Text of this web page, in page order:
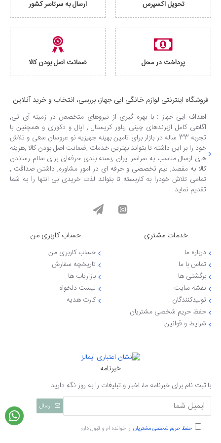
تحویل اکسپرس ارسال به سرتاسر کشور
پرداخت در محل ضمانت اصل بودن کالا
فروشگاه اینترنتی لوازم خانگی ایی جهاز، بررسی، انتخاب و خرید آنلاین
اهداف ایی جهاز : با بهره گیری از نیروهای متخصص در زمینه آی تی,
آگاهی کامل ازبرندهای چینی ,بلور کریستال , اپال و دکوری و همچنین با
تجربه 33 ساله در بازار برای تامین بهینه جهیزیه نو عروسان سعی و تلاش
خود را بر این داشته تا بتواند بهترین خدمات ,ضمانت اصل بودن کالا ,هزینه
های ارسال مناسب به سراسر ایران ,بسته بندی حرفه‌ای برای سالم رساندن
کالا به مقصد, تیم تخصصی و حرفه ای در امور مشاوره, داشتن صداقت ,
تمامی تلاش خودرا به کاربسته تا بتواند لذت خریدی بی انتها را به شما
تقدیم نماید
خدمات مشتری
درباره ما
تماس با ما
برگشتی ها
نقشه سایت
تولیدکنندگان
حفظ حریم شخصی مشتریان
شرایط و قوانین
حساب کاربری من
حساب کاربری من
تاریخچه سفارش
بازاریاب ها
لیست دلخواه
کارت هدیه
خبرنامه
با ثبت نام برای خبرنامه ما، اخبار و تبلیغات را به روز نگه دارید
ارسال
حفظ حریم شخصی مشتریان را خوانده ام و قبول دارم